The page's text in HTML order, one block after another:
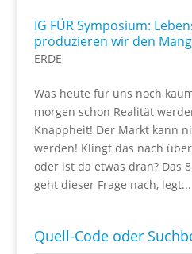
IG FÜR Symposium:
produzieren wir den
ERDE
Was heute für uns noch
morgen schon Realität
Knappheit! Der Markt kann
werden! Klingt das nach
oder ist da etwas dran? Das
geht dieser Frage nach, legt...
Quell-Code oder